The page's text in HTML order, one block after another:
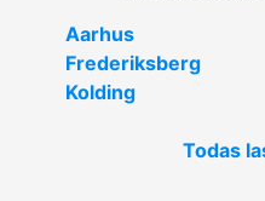
Aarhus
Frederiksberg
Kolding
Todas